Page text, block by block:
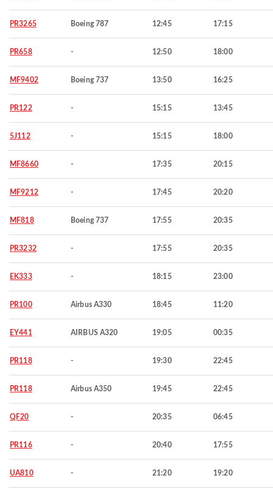
PR3265 Boeing 787 12:45 17:15
PR658 - 12:50 18:00
MF9402 Boeing 737 13:50 16:25
PR122 - 15:15 13:45
5J112 - 15:15 18:00
MF8660 - 17:35 20:15
MF9212 - 17:45 20:20
MF818 Boeing 737 17:55 20:35
PR3232 - 17:55 20:35
EK333 - 18:15 23:00
PR100 Airbus A330 18:45 11:20
EY441 AIRBUS A320 19:05 00:35
PR118 - 19:30 22:45
PR118 Airbus A350 19:45 22:45
QF20 - 20:35 06:45
PR116 - 20:40 17:55
UA810 - 21:20 19:20